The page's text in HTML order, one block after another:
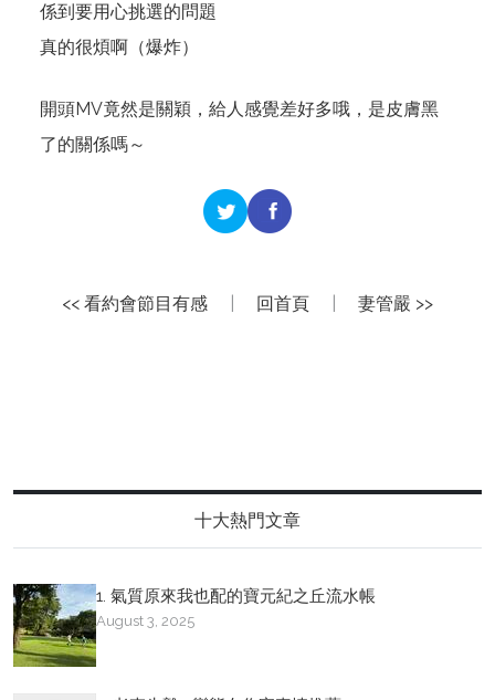
係到要用心挑選的問題
真的很煩啊（爆炸）
開頭MV竟然是關穎，給人感覺差好多哦，是皮膚黑
了的關係嗎～
<< 看約會節目有感 回首頁 妻管嚴 >>
十大熱門文章
1. 氣質原來我也配的寶元紀之丘流水帳
August 3, 2025